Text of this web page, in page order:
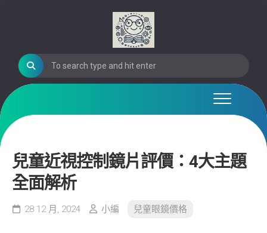
兒童近視控制鏡片評價：4大主題
全面解析
28 12 月, 2024 小編 兒童眼鏡價格